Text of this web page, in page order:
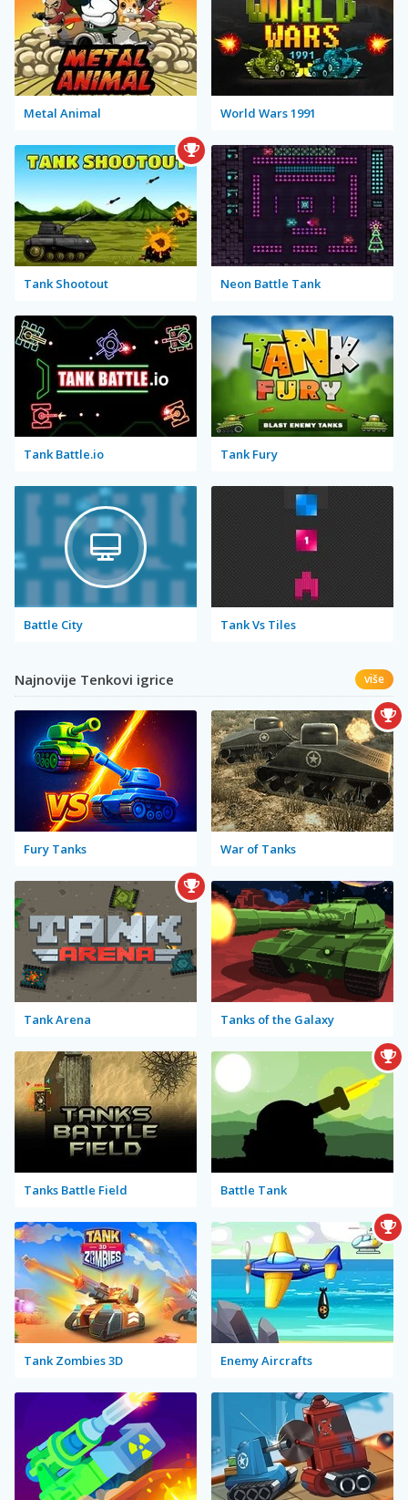
Metal Animal World Wars 1991
Tank Shootout Neon Battle Tank
Tank Battle.io Tank Fury
Battle City Tank Vs Tiles
Najnovije Tenkovi igrice više
Fury Tanks War of Tanks
Tank Arena Tanks of the Galaxy
Tanks Battle Field Battle Tank
Tank Zombies 3D Enemy Aircrafts